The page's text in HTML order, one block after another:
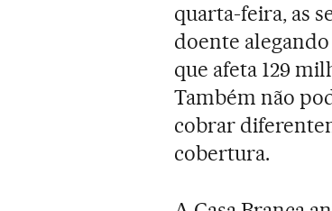
quarta-feira, as
doente
que afeta 129
Também não
cobrar
cobertura.